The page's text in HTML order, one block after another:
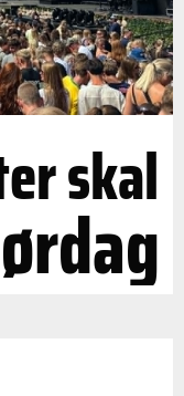
skal